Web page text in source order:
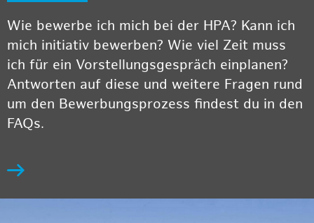
Wie bewerbe ich mich bei der HPA? Kann ich
mich initiativ bewerben? Wie viel Zeit muss
ich für ein Vorstellungsgespräch einplanen?
Antworten auf diese und weitere Fragen rund
um den Bewerbungsprozess findest du in den
FAQs.